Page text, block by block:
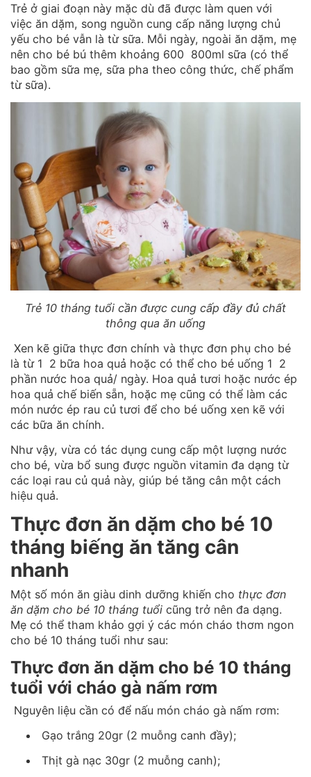
Trẻ ở giai đoạn này mặc dù đã được làm quen với
việc ăn dặm, song nguồn cung cấp năng lượng chủ
yếu cho bé vẫn là từ sữa. Mỗi ngày, ngoài ăn dặm, mẹ
nên cho bé bú thêm khoảng 600 800ml sữa (có thể
bao gồm sữa mẹ, sữa pha theo công thức, chế phẩm
từ sữa).
Trẻ 10 tháng tuổi cần được cung cấp đầy đủ chất
thông qua ăn uống
Xen kẽ giữa thực đơn chính và thực đơn phụ cho bé
là từ 1 2 bữa hoa quả hoặc có thể cho bé uống 1 2
phần nước hoa quả/ ngày. Hoa quả tươi hoặc nước ép
hoa quả chế biến sẵn, hoặc mẹ cũng có thể làm các
món nước ép rau củ tươi để cho bé uống xen kẽ với
các bữa ăn chính.
Như vậy, vừa có tác dụng cung cấp một lượng nước
cho bé, vừa bổ sung được nguồn vitamin đa dạng từ
các loại rau củ quả này, giúp bé tăng cân một cách
hiệu quả.
Thực đơn ăn dặm cho bé 10
tháng biếng ăn tăng cân
nhanh
Một số món ăn giàu dinh dưỡng khiến cho thực đơn
ăn dặm cho bé 10 tháng tuổi cũng trở nên đa dạng.
Mẹ có thể tham khảo gợi ý các món cháo thơm ngon
cho bé 10 tháng tuổi như sau:
Thực đơn ăn dặm cho bé 10 tháng
tuổi với cháo gà nấm rơm
Nguyên liệu cần có để nấu món cháo gà nấm rơm:
Gạo trắng 20gr (2 muỗng canh đầy);
Thịt gà nạc 30gr (2 muỗng canh);